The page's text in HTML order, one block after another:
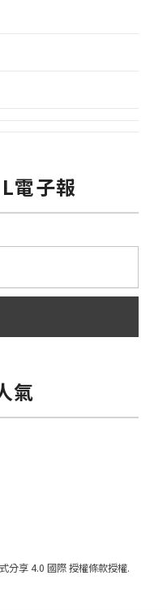
電子報
氣
分享 4.0 國際 授權條款授權.